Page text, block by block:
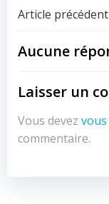
de
Article précédent
Aucune
Laisser un
Vous devez
commentaire.